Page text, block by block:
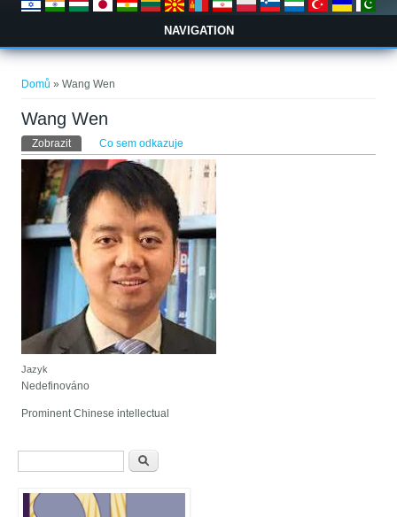
NAVIGATION
Jste zde
Domů » Wang Wen
Wang Wen
Hlavní záložky
Zobrazit(aktivní záložka)
Co sem odkazuje
Jazyk
Nedefinováno
Prominent Chinese intellectual